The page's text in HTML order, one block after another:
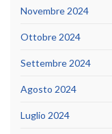
Novembre 2024
Ottobre 2024
Settembre 2024
Agosto 2024
Luglio 2024